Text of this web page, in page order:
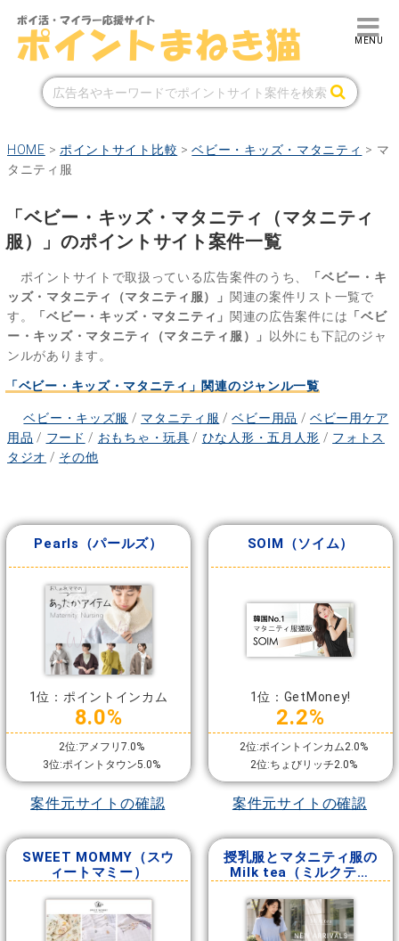
HOME > ポイントサイト比較 >ベビー・キッズ・マタニティ > マ
タニティ服
「ベビー・キッズ・マタニティ（マタニティ
服）」のポイントサイト案件一覧
ポイントサイトで取扱っている広告案件のうち、
「ベビー・キ
ッズ・マタニティ（マタニティ服）」 関連の案件リスト一覧で
す。
「ベビー・キッズ・マタニティ」 関連の広告案件には 「ベビ
ー・キッズ・マタニティ（マタニティ服）」
以外にも下記のジャ
ンルがあります。
「ベビー・キッズ・マタニティ」関連のジャンル一覧
ベビー・キッズ服 / マタニティ服 /ベビー用品 /ベビー用ケア
用品 / フード / おもちゃ・玩具 / ひな人形・五月人形 / フォトス
タジオ / その他
Pearls（パールズ）
1位：ポイントインカム
8.0%
2位:アメフリ7.0%
3位:ポイントタウン5.0%
案件元サイトの確認
SOIM（ソイム）
1位：GetMoney!
2.2%
2位:ポイントインカム2.0%
2位:ちょびリッチ2.0%
案件元サイトの確認
SWEET MOMMY（スウ
ィートマミー）
授乳服とマタニティ服の
Milk tea（ミルクティ